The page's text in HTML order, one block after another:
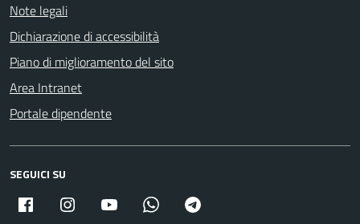
Note legali
Dichiarazione di accessibilità
Piano di miglioramento del sito
Area Intranet
Portale dipendente
SEGUICI SU
Facebook Instagram Youtube Whatsapp